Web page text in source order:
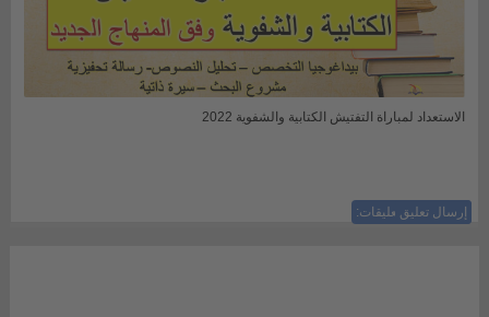
الاستعداد لمباراة التفتيش الكتابية والشفوية 2022
ليست هناك تعليقات:
إرسال تعليق